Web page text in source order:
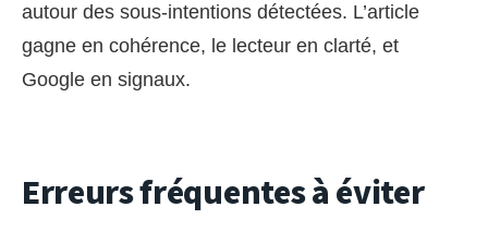
autour des sous-intentions détectées. L’article
gagne en cohérence, le lecteur en clarté, et
Google en signaux.
Erreurs fréquentes à éviter